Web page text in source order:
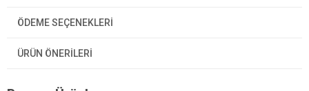
ÖDEME SEÇENEKLERI
ÜRÜN ÖNERILERI